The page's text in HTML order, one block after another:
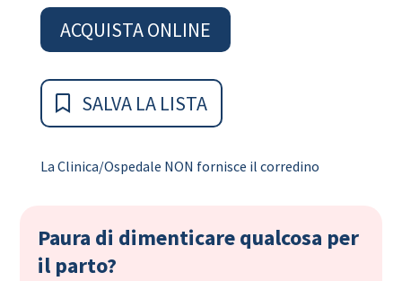
ACQUISTA ONLINE
SALVA LA LISTA
La Clinica/Ospedale NON fornisce il corredino
Paura di dimenticare qualcosa per
il parto?